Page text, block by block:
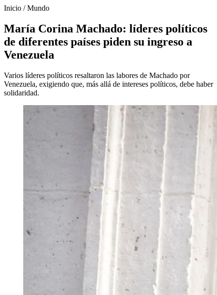
Inicio /Mundo
María Corina Machado: líderes políticos
de diferentes países piden su ingreso a
Venezuela
Varios líderes políticos resaltaron las labores de Machado por
Venezuela, exigiendo que, más allá de intereses políticos, debe haber
solidaridad.